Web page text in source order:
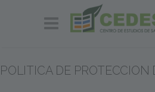
POLITICA DE PROTECCION